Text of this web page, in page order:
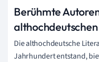
Berühmte
Die althochdeutsche
Jahrhundert entstand,